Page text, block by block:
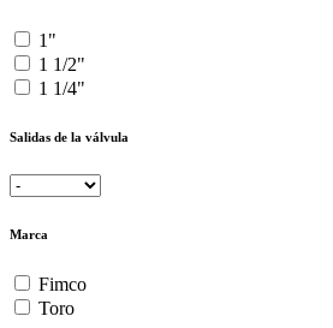
1"
1 1/2"
1 1/4"
Salidas de la válvula
Marca
Fimco
Toro